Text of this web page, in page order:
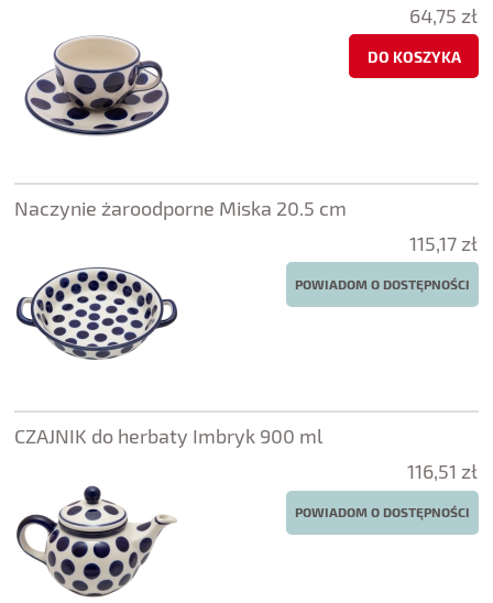
64,75 zł
DO KOSZYKA
Naczynie żaroodporne Miska 20.5 cm
115,17 zł
POWIADOM O DOSTĘPNOŚCI
CZAJNIK do herbaty Imbryk 900 ml
116,51 zł
POWIADOM O DOSTĘPNOŚCI